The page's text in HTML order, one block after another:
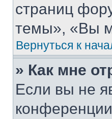
страниц
темы», «Вы
Вернуться к
» Как мне
Если вы не